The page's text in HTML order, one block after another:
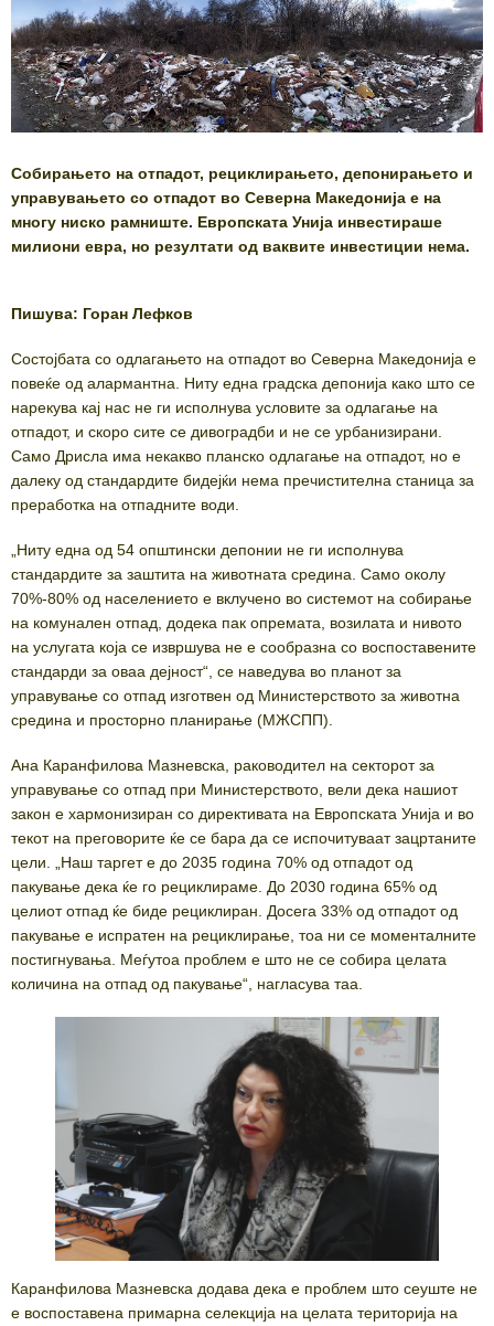
Собирањето на отпадот, рециклирањето, депонирањето и
управувањето со отпадот во Северна Македонија е на
многу ниско рамниште. Европската Унија инвестираше
милиони евра, но резултати од ваквите инвестиции нема.
Пишува: Горан Лефков
Состојбата со одлагањето на отпадот во Северна Македонија е
повеќе од алармантна. Ниту една градска депонија како што се
нарекува кај нас не ги исполнува условите за одлагање на
отпадот, и скоро сите се дивоградби и не се урбанизирани.
Само Дрисла има некакво планско одлагање на отпадот, но е
далеку од стандардите бидејќи нема пречистителна станица за
преработка на отпадните води.
„Ниту една од 54 општински депонии не ги исполнува
стандардите за заштита на животната средина. Само околу
70%-80% од населението е вклучено во системот на собирање
на комунален отпад, додека пак опремата, возилата и нивото
на услугата која се извршува не е сообразна со воспоставените
стандарди за оваа дејност“, се наведува во планот за
управување со отпад изготвен од Министерството за животна
средина и просторно планирање (МЖСПП).
Ана Каранфилова Мазневска, раководител на секторот за
управување со отпад при Министерството, вели дека нашиот
закон е хармонизиран со директивата на Европската Унија и во
текот на преговорите ќе се бара да се испочитуваат зацртаните
цели. „Наш таргет е до 2035 година 70% од отпадот од
пакување дека ќе го рециклираме. До 2030 година 65% од
целиот отпад ќе биде рециклиран. Досега 33% од отпадот од
пакување е испратен на рециклирање, тоа ни се моменталните
постигнувања. Меѓутоа проблем е што не се собира целата
количина на отпад од пакување“, нагласува таа.
Каранфилова Мазневска додава дека е проблем што сеуште не
е воспоставена примарна селекција на целата територија на